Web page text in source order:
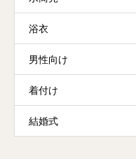
浴衣
男性向け
着付け
結婚式